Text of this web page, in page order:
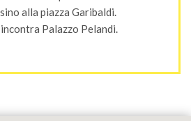
alla piazza Garibaldi.
Palazzo Pelandi.